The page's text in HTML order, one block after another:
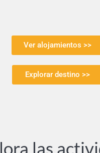
Ver alojamientos >>
Explorar destino >>
las